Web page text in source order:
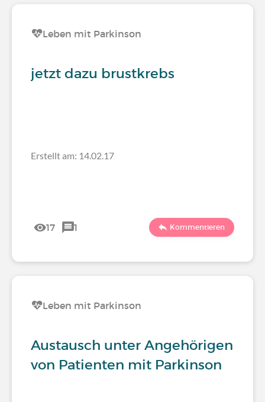
Leben mit Parkinson
jetzt dazu brustkrebs
Erstellt am: 14.02.17
17 1 Kommentieren
Leben mit Parkinson
Austausch unter Angehörigen
von Patienten mit Parkinson